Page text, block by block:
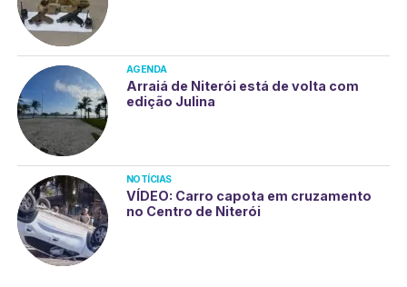
AGENDA
Arraiá de Niterói está de volta com
edição Julina
NOTÍCIAS
VÍDEO: Carro capota em cruzamento
no Centro de Niterói